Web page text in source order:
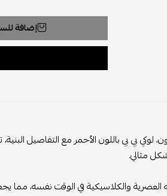
إضافة
بي بي باللون الأحمر مع التفاصيل
مثالي.
العصرية والكلاسيكية في الوقت نفسه، مما